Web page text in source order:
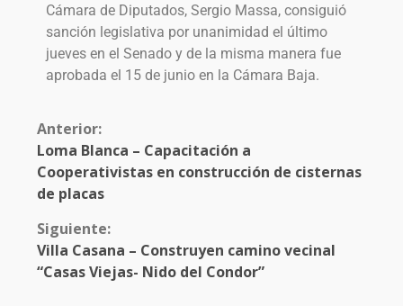
Cámara de Diputados, Sergio Massa, consiguió
sanción legislativa por unanimidad el último
jueves en el Senado y de la misma manera fue
aprobada el 15 de junio en la Cámara Baja.
Anterior:
Loma Blanca – Capacitación a
Cooperativistas en construcción de cisternas
de placas
Siguiente:
Villa Casana – Construyen camino vecinal
“Casas Viejas- Nido del Condor”